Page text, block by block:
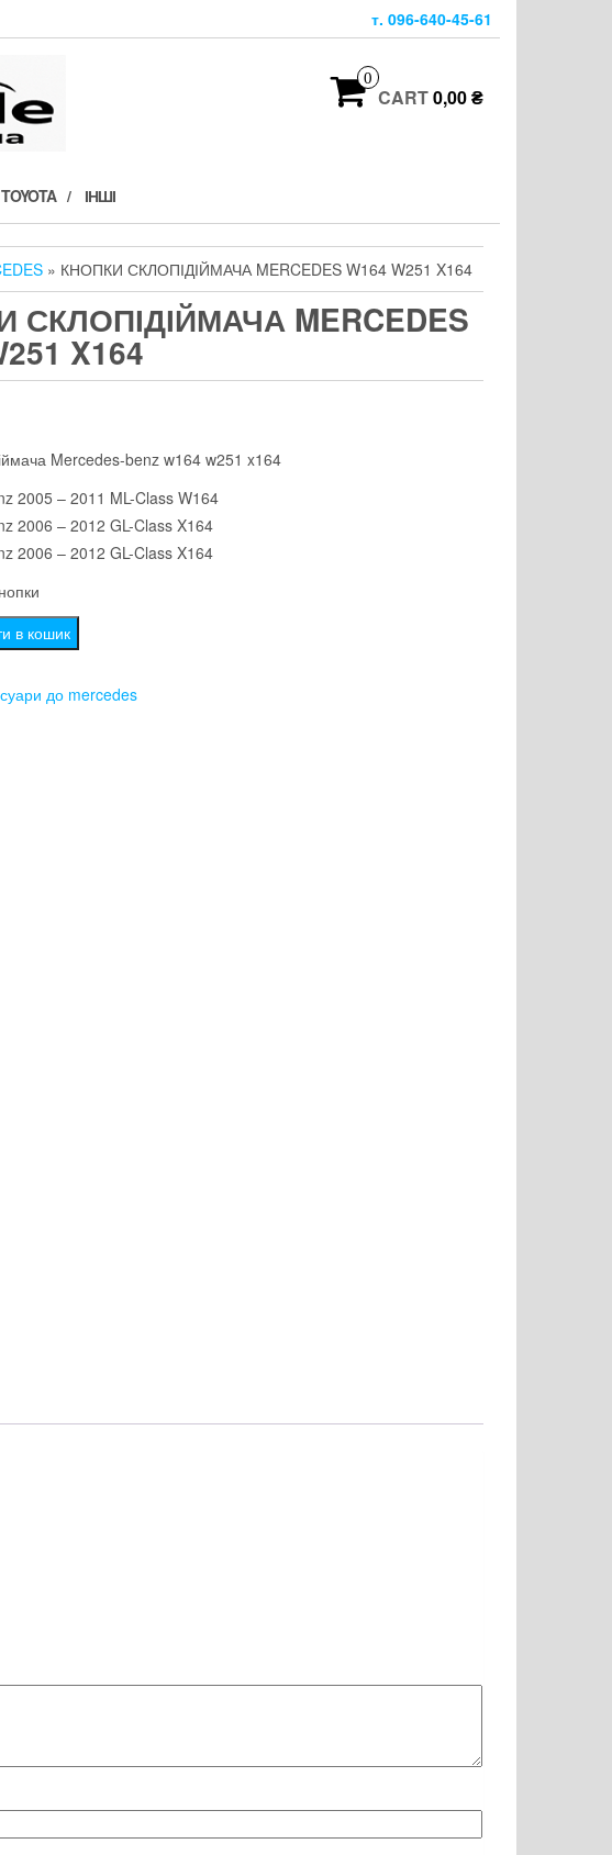
т. 096-640-45-61
0
CART0,00 ₴
TOYOTA ІНШІ
» КНОПКИ СКЛОПІДІЙМАЧА MERCEDES W164 W251 X164
СКЛОПІДІЙМАЧА MERCEDES
X164
Mercedes-benz w164 w251 x164
2005 – 2011 ML-Class W164
2006 – 2012 GL-Class X164
2006 – 2012 GL-Class X164
в кошик
до mercedes